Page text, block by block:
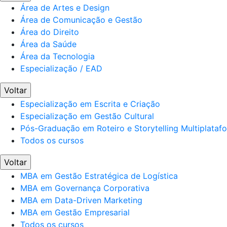
Área de Artes e Design
Área de Comunicação e Gestão
Área do Direito
Área da Saúde
Área da Tecnologia
Especialização / EAD
Voltar
Especialização em Escrita e Criação
Especialização em Gestão Cultural
Pós-Graduação em Roteiro e Storytelling
Todos os cursos
Voltar
MBA em Gestão Estratégica de Logística
MBA em Governança Corporativa
MBA em Data-Driven Marketing
MBA em Gestão Empresarial
Todos os cursos